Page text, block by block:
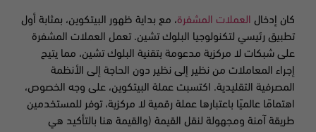
كان إدخال العملات المشفرة، مع بداية ظهور البيتكوين، بمثابة أول
تطبيق رئيسي لتكنولوجيا البلوك تشين. تعمل العملات المشفرة
على شبكات لا مركزية مدعومة بتقنية البلوك تشين، مما يتيح
إجراء المعاملات من نظير إلى نظير دون الحاجة إلى الأنظمة
المصرفية التقليدية. اكتسبت عملة البيتكوين، على وجه الخصوص،
اهتمامًا عالميًا باعتبارها عملة رقمية لا مركزية، توفر للمستخدمين
طريقة آمنة ومجهولة لنقل القيمة (والقيمة هنا بالتأكيد هي